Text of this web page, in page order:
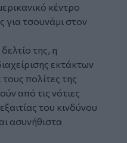
κέντρο
για τσουνάμι στον
της, η
εκτάκτων
πολίτες της
από τις νότιες
του κινδύνου
ασυνήθιστα